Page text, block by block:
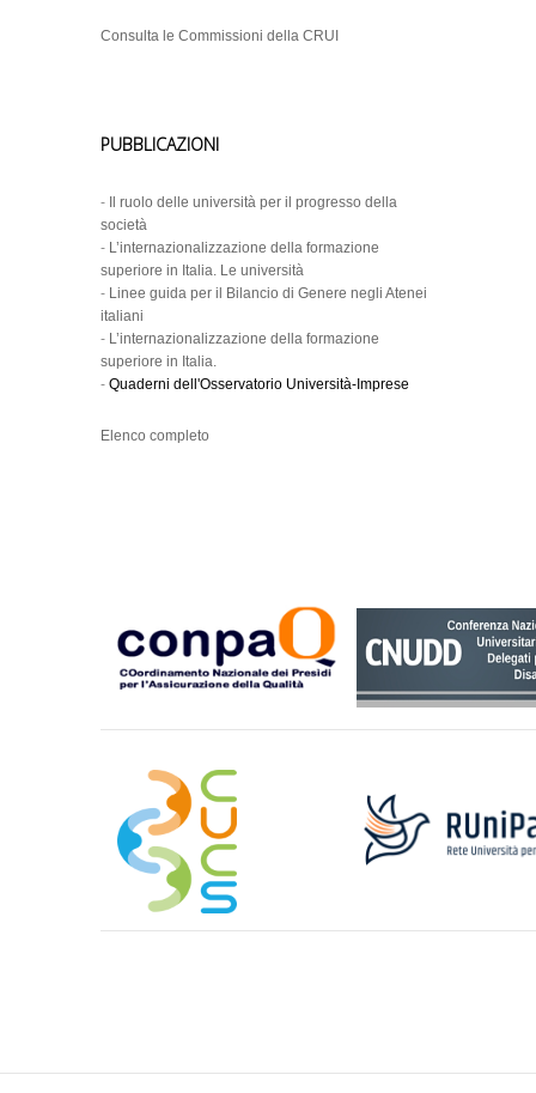
Consulta le Commissioni della CRUI
PUBBLICAZIONI
-
Il ruolo delle università per il progresso della
società
- L’internazionalizzazione della formazione
superiore in Italia. Le università
- Linee guida per il Bilancio di Genere negli Atenei
italiani
- L’internazionalizzazione della formazione
superiore in Italia.
- Quaderni dell'Osservatorio Università-Imprese
Elenco completo